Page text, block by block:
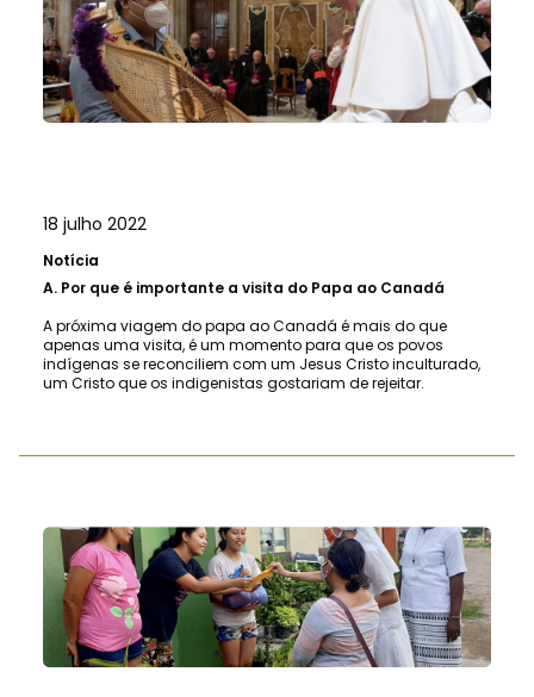
18 julho 2022
Notícia
A. Por que é importante a visita do Papa ao Canadá
A próxima viagem do papa ao Canadá é mais do que
apenas uma visita, é um momento para que os povos
indígenas se reconciliem com um Jesus Cristo inculturado,
um Cristo que os indigenistas gostariam de rejeitar.